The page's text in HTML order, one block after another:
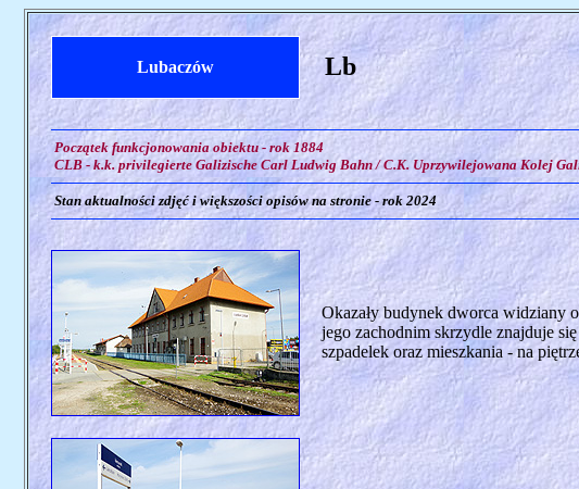
Lubaczów Lb
Początek funkcjonowania obiektu - rok 1884
CLB - k.k. privilegierte Galizische Carl Ludwig Bahn / C.K. Uprzywilejowana Kolej
Stan aktualności zdjęć i większości opisów na stronie - rok 2024
Okazały budynek dworca widziany
jego zachodnim skrzydle znajduje
szpadelek oraz mieszkania - na